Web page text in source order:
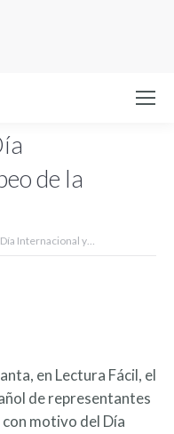
de la
Internacional y…
en Lectura Fácil, el
de representantes
motivo del Día